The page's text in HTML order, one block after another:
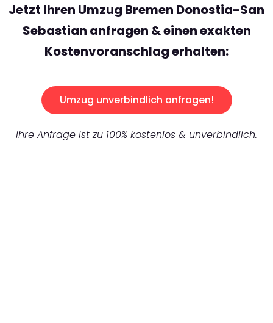
Jetzt Ihren Umzug Bremen Donostia-San
Sebastian anfragen & einen exakten
Kostenvoranschlag erhalten:
Umzug unverbindlich anfragen!
Ihre Anfrage ist zu 100% kostenlos & unverbindlich.